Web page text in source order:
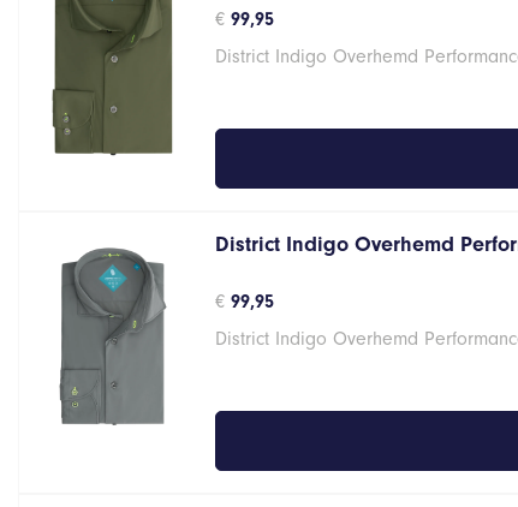
€ 99,95
District Indigo Overhemd
District Indigo Overhemd
€ 99,95
District Indigo Overhemd